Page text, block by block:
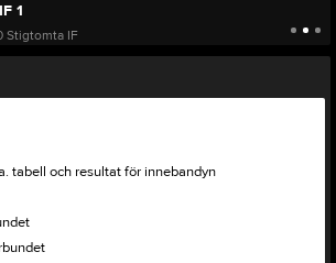
1
Stigtomta IF
tabell och resultat för innebandyn